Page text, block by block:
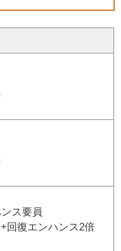
ス要員
回復エンハンス2倍